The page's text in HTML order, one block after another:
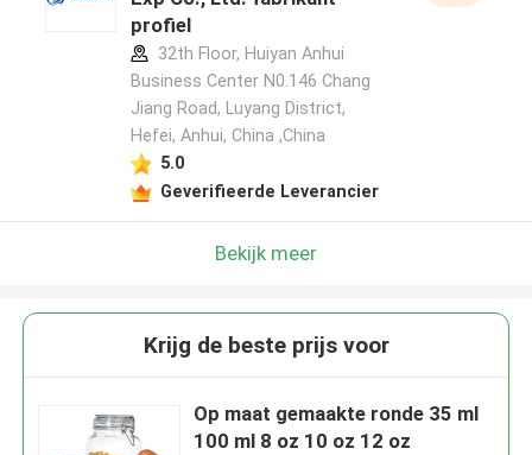
profiel
32th Floor, Huiyan Anhui
Business Center N0.146 Chang
Jiang Road, Luyang District,
Hefei, Anhui, China ,China
5.0
Geverifieerde Leverancier
Bekijk meer
Krijg de beste prijs voor
Op maat gemaakte ronde 35 ml
100 ml 8 oz 10 oz 12 oz